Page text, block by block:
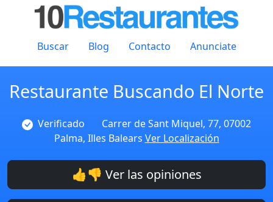
Buscar Blog Contacto Anunciate
Restaurante Buscando El Norte
Verificado
Carrer de Sant Miquel, 77, 07002
Palma, Illes Balears Ver Localización
👍👎 Ver las opiniones